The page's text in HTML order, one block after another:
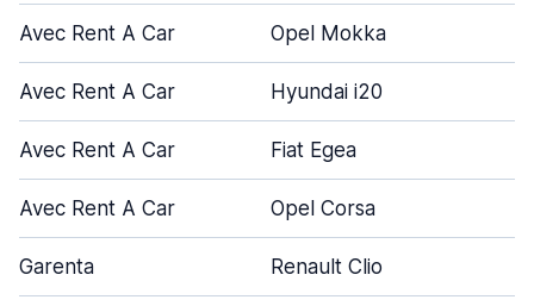
Avec Rent A Car Opel Mokka
Avec Rent A Car Hyundai i20
Avec Rent A Car Fiat Egea
Avec Rent A Car Opel Corsa
Garenta Renault Clio